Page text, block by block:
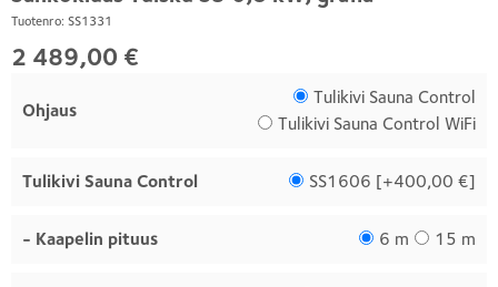
Tuotenro: SS1331
2 489,00 €
Ohjaus
Tulikivi Sauna Control
Tulikivi Sauna Control WiFi
Tulikivi Sauna Control SS1606 [+400,00 €]
- Kaapelin pituus 6 m 15 m